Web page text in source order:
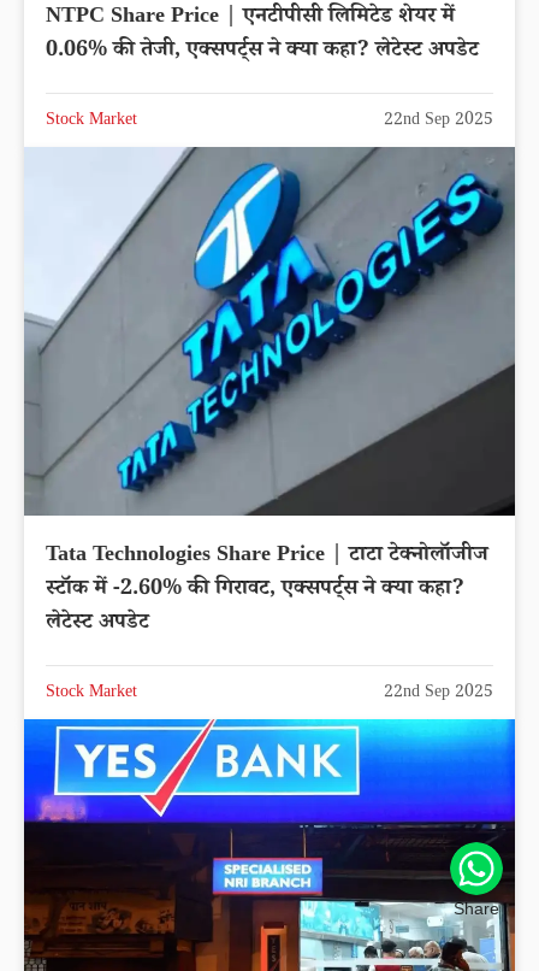
NTPC Share Price | एनटीपीसी लिमिटेड शेयर में
0.06% की तेजी, एक्सपर्ट्स ने क्या कहा? लेटेस्ट अपडेट
Stock Market 22nd Sep 2025
Tata Technologies Share Price | टाटा टेक्नोलॉजीज
स्टॉक में -2.60% की गिरावट, एक्सपर्ट्स ने क्या कहा?
लेटेस्ट अपडेट
Stock Market 22nd Sep 2025
Share